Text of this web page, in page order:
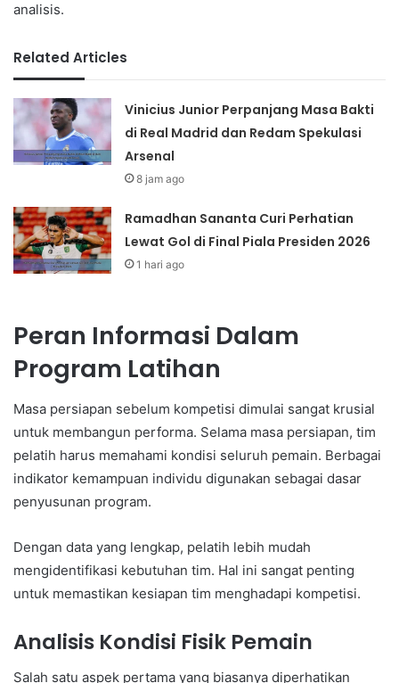
analisis.
Related Articles
Vinicius Junior Perpanjang Masa Bakti
di Real Madrid dan Redam Spekulasi
Arsenal
8 jam ago
Ramadhan Sananta Curi Perhatian
Lewat Gol di Final Piala Presiden 2026
1 hari ago
Peran Informasi Dalam
Program Latihan
Masa persiapan sebelum kompetisi dimulai sangat krusial
untuk membangun performa. Selama masa persiapan, tim
pelatih harus memahami kondisi seluruh pemain. Berbagai
indikator kemampuan individu digunakan sebagai dasar
penyusunan program.
Dengan data yang lengkap, pelatih lebih mudah
mengidentifikasi kebutuhan tim. Hal ini sangat penting
untuk memastikan kesiapan tim menghadapi kompetisi.
Analisis Kondisi Fisik Pemain
Salah satu aspek pertama yang biasanya diperhatikan